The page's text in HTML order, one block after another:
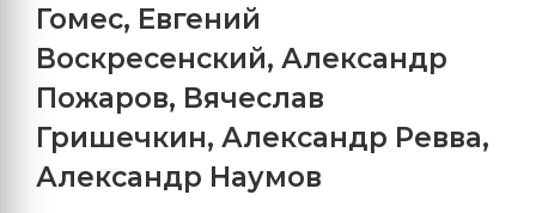
Гомес, Евгений
Воскресенский, Александр
Пожаров, Вячеслав
Гришечкин, Александр Ревва,
Александр Наумов